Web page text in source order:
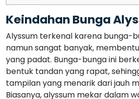
Keindahan Bunga
Alyssum terkenal karena bunga-
namun sangat banyak,
yang padat. Bunga-bunga ini
bentuk tandan yang rapat,
tampilan yang menarik dari jauh
Biasanya, alyssum mekar dalam